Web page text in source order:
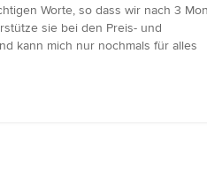
Worte, so dass wir nach 3
sie bei den Preis- und
kann mich nur nochmals für alles